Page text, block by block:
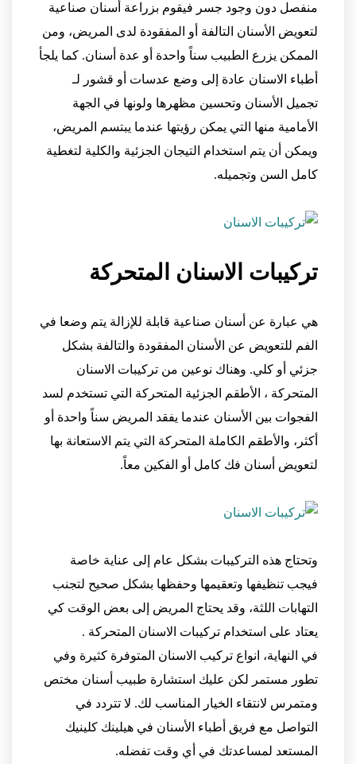
منفصل دون وجود جسر فيقوم بزراعة أسنان صناعية
لتعويض الأسنان التالفة أو المفقودة لدى المريض، ومن
الممكن يزرع الطبيب سناً واحدة أو عدة أسنان. كما يلجأ
أطباء الاسنان عادة إلى وضع عدسات أو قشور لـ
تجميل الأسنان وتحسين مظهرها ولونها في الجهة
الأمامية منها التي يمكن رؤيتها عندما يبتسم المريض،
ويمكن أن يتم استخدام التيجان الجزئية والكلية لتغطية
كامل السن وتجميله.
تركيبات الاسنان المتحركة
هي عبارة عن أسنان صناعية قابلة للإزالة يتم وضعا في
الفم للتعويض عن الأسنان المفقودة والتالفة بشكل
جزئي أو كلي. وهناك نوعين من تركيبات الاسنان
المتحركة ، الأطقم الجزئية المتحركة التي تستخدم لسد
الفجوات بين الأسنان عندما يفقد المريض سناً واحدة أو
أكثر، والأطقم الكاملة المتحركة التي يتم الاستعانة بها
لتعويض أسنان فك كامل أو الفكين معاً.
وتحتاج هذه التركيبات بشكل عام إلى عناية خاصة
فيجب تنظيفها وتعقيمها وحفظها بشكل صحيح لتجنب
التهابات اللثة، وقد يحتاج المريض إلى بعض الوقت كي
يعتاد على استخدام تركيبات الاسنان المتحركة .
في النهاية، انواع تركيب الاسنان المتوفرة كثيرة وفي
تطور مستمر لكن عليك استشارة طبيب أسنان مختص
ومتمرس لانتقاء الخيار المناسب لك. لا تتردد في
التواصل مع فريق أطباء الأسنان في هيلينك كلينيك
المستعد لمساعدتك في أي وقت تفضله.